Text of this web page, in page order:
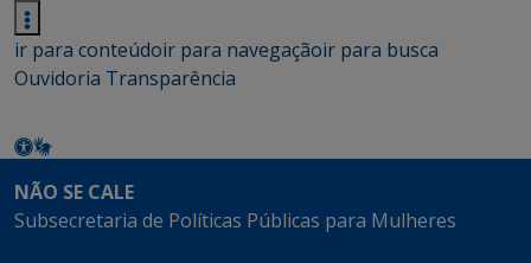
ir para conteúdoir para navegaçãoir para busca
Ouvidoria Transparência
NÃO SE CALE
Subsecretaria de Políticas Públicas para Mulheres